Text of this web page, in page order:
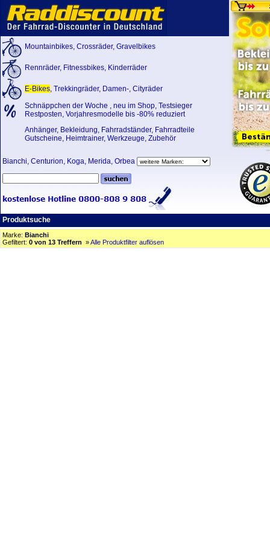
Mountainbikes, Crossräder, Gravelbikes
Rennräder, Fitnessbikes, Kinderräder
E-Bikes, Trekkingräder, Damen-, Cityräder
Schnäppchen der Woche , neu im Shop, Testsieger
Restposten, Vorjahresmodelle bis -80% reduziert
Anhänger, Bekleidung, Fahrradständer, Fahrradteile
Gutscheine, Heimtrainer, Werkzeuge, Zubehör
Bianchi, Centurion, Koga, Merida, Orbea
Produktsuche
Marke: Bianchi
Gefiltert: 0 von 13 Treffern »Alle Produktfilter auflösen